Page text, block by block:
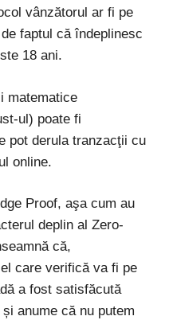
vânzătorul ar fi pe
faptul că îndeplinesc
18 ani.
matematice
ul) poate fi
pot derula tranzacţii cu
online.
Proof, aşa cum au
deplin al Zero-
că,
care verifică va fi pe
a fost satisfăcută
anume că nu putem